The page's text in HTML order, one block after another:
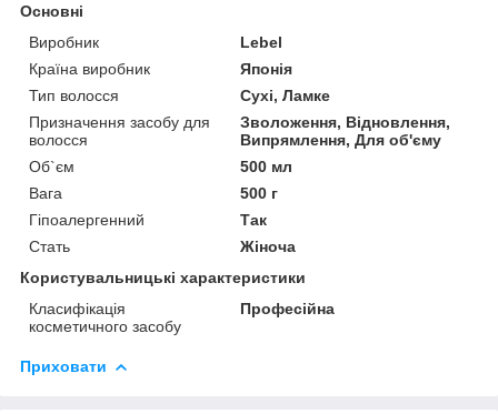
Основні
Виробник
Lebel
Країна виробник
Японія
Тип волосся
Сухі, Ламке
Призначення засобу для
волосся
Зволоження, Відновлення,
Випрямлення, Для об'єму
Об`єм
500 мл
Вага
500 г
Гіпоалергенний
Так
Стать
Жіноча
Користувальницькі характеристики
Класифікація
косметичного засобу
Професійна
Приховати